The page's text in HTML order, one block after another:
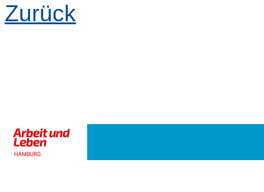
Zurück